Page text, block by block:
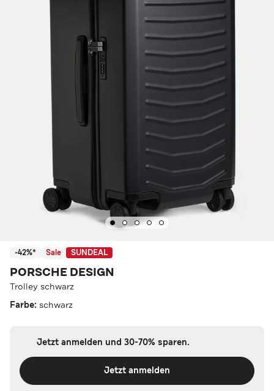
-42%* Sale SUNDEAL
PORSCHE DESIGN
Trolley schwarz
Farbe: schwarz
Jetzt anmelden und 30-70% sparen.
Jetzt anmelden